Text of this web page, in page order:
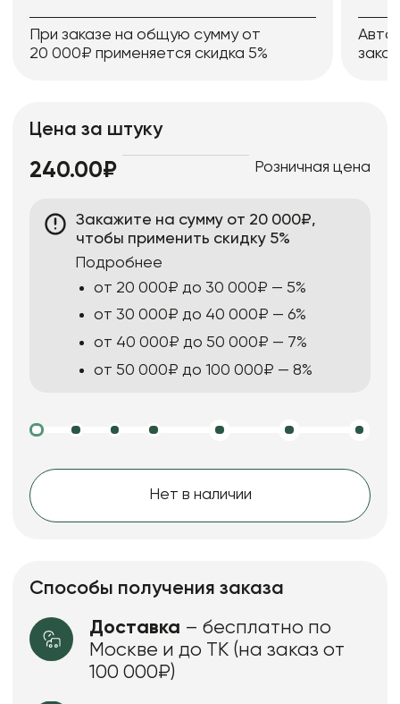
При заказе на общую сумму от
20 000₽ применяется скидка 5%
Цена за штуку
240.00₽ Розничная цена
Закажите на сумму от 20 000₽,
чтобы применить скидку 5%
Подробнее
от 20 000₽ до 30 000₽ — 5%
от 30 000₽ до 40 000₽ — 6%
от 40 000₽ до 50 000₽ — 7%
от 50 000₽ до 100 000₽ — 8%
Нет в наличии
Способы получения заказа
Доставка – бесплатно по
Москве и до ТК (на заказ от
100 000₽)